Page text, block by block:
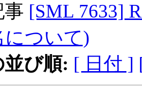
事 [SML 7633]
について)
び順: [ 日付 ]